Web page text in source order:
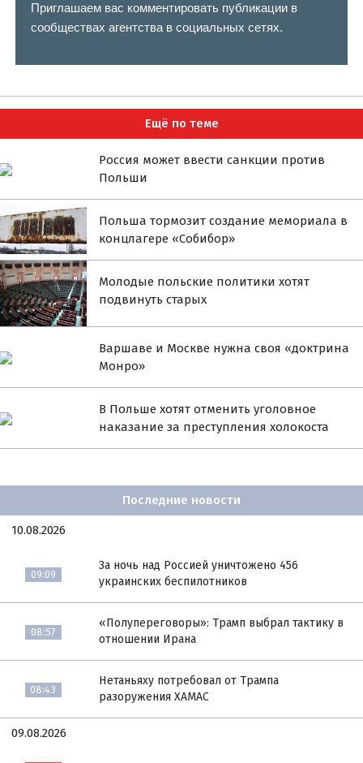
Приглашаем вас комментировать публикации в
сообществах агентства в социальных сетях.
Ещё по теме
Россия может ввести санкции против
Польши
Польша тормозит создание мемориала в
концлагере «Собибор»
Молодые польские политики хотят
подвинуть старых
Варшаве и Москве нужна своя «доктрина
Монро»
В Польше хотят отменить уголовное
наказание за преступления холокоста
Последние новости
10.08.2026
09:09
За ночь над Россией уничтожено 456
украинских беспилотников
08:57
«Полупереговоры»: Трамп выбрал тактику в
отношении Ирана
08:43
Нетаньяху потребовал от Трампа
разоружения ХАМАС
09.08.2026